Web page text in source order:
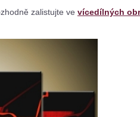
zalistujte ve vícedílných